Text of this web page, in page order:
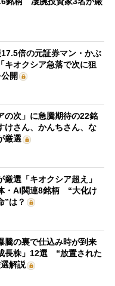
倍の元証券マン・かぶ
キオクシア急落で次に狙
開
の次」に急騰期待の22銘
さん、かんちさん、な
厳選
厳選「キオクシア超え」
・AI関連8銘柄 “大化け
”は？
騰の裏で仕込み時が到来
長株」12選 “放置された
解説